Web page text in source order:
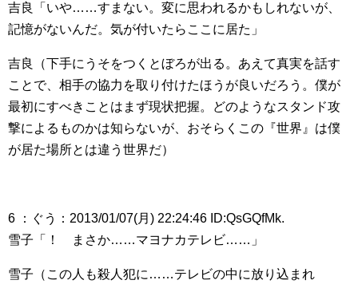
吉良「いや……すまない。変に思われるかもしれないが、
記憶がないんだ。気が付いたらここに居た」
吉良（下手にうそをつくとぼろが出る。あえて真実を話す
ことで、相手の協力を取り付けたほうが良いだろう。僕が
最初にすべきことはまず現状把握。どのようなスタンド攻
撃によるものかは知らないが、おそらくこの『世界』は僕
が居た場所とは違う世界だ）
6 ：ぐう：2013/01/07(月) 22:24:46 ID:QsGQfMk.
雪子「！ まさか……マヨナカテレビ……」
雪子（この人も殺人犯に……テレビの中に放り込まれ